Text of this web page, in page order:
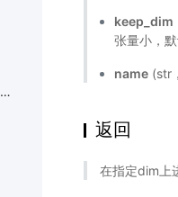
keep_dim
张量小，默
name (str
返回
在指定dim上